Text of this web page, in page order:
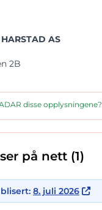
AS
2B
disse opplysningene?
på nett (1)
8. juli 2026